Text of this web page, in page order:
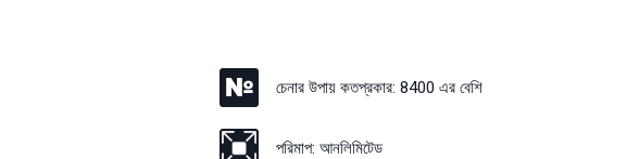
চেনার উপায় কতপ্রকার: 8400 এর বেশি
পরিমাপ: আনলিমিটেড